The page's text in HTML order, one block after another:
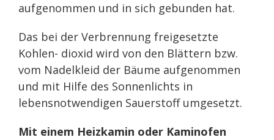
aufgenommen und in sich gebunden hat.
Das bei der Verbrennung freigesetzte
Kohlen- dioxid wird von den Blättern bzw.
vom Nadelkleid der Bäume aufgenommen
und mit Hilfe des Sonnenlichts in
lebensnotwendigen Sauerstoff umgesetzt.
Mit einem Heizkamin oder Kaminofen